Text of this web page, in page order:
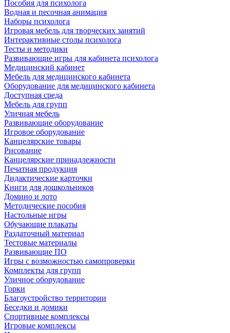
Пособия для психолога
Водная и песочная анимация
Наборы психолога
Игровая мебель для творческих занятий
Интерактивные столы психолога
Тесты и методики
Развивающие игры для кабинета психолога
Медицинский кабинет
Мебель для медицинского кабинета
Оборудование для медицинского кабинета
Доступная среда
Мебель для групп
Уличная мебель
Развивающие оборудование
Игровое оборудование
Канцелярские товары
Рисование
Канцелярские принадлежности
Печатная продукция
Дидактические карточки
Книги для дошкольников
Домино и лото
Методические пособия
Настольные игры
Обучающие плакаты
Раздаточный материал
Тестовые материалы
Развивающие ПО
Игры с возможностью самопроверки
Комплекты для групп
Уличное оборудование
Горки
Благоустройство территории
Беседки и домики
Спортивные комплексы
Игровые комплексы